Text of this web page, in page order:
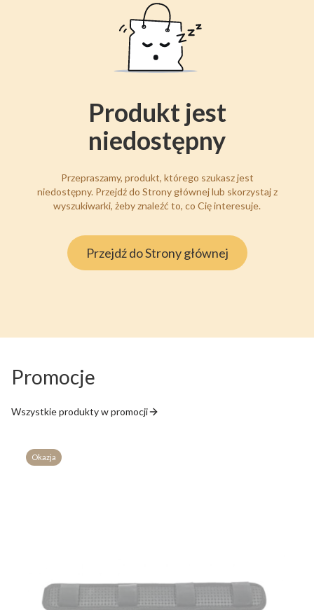
Produkt jest
niedostępny
Przepraszamy, produkt, którego szukasz jest
niedostępny. Przejdź do Strony głównej lub skorzystaj z
wyszukiwarki, żeby znaleźć to, co Cię interesuje.
Przejdź do Strony głównej
Promocje
Wszystkie produkty w promocji
Okazja